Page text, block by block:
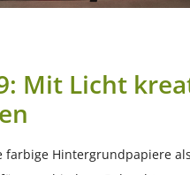
Mit Licht
farbige Hintergrundpapiere als